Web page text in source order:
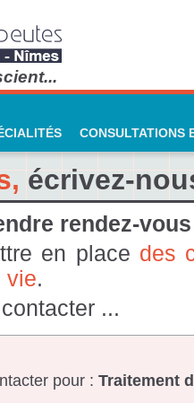
CONSULTATIONS
écrivez-
rendez-
en place des
vie.
...
pour : Traitement